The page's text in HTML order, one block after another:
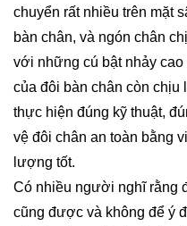
chuyển rất nhiều trên mặt
bàn chân, và ngón chân
với những cú bật nhảy
của đôi bàn chân còn
thực hiện đúng kỹ thuật,
vệ đôi chân an toàn bằng
lượng tốt.
Có nhiều người nghĩ rằng
cũng được và không để ý